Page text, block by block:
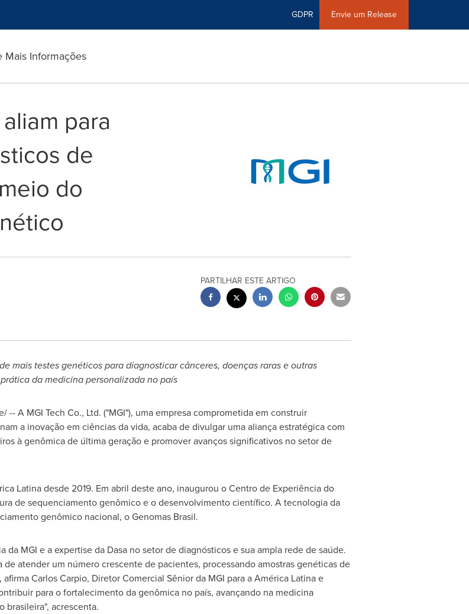
GDPR Envie um Release
Mais Informações
para
de
do
PARTILHAR ESTE ARTIGO
mais testes genéticos para diagnosticar cânceres, doenças raras e outras
da medicina personalizada no país
-- A MGI Tech Co., Ltd. ("MGI"), uma empresa comprometida em construir
a inovação em ciências da vida, acaba de divulgar uma aliança estratégica com
à genômica de última geração e promover avanços significativos no setor de
Latina desde 2019. Em abril deste ano, inaugurou o Centro de Experiência do
de sequenciamento genômico e o desenvolvimento científico. A tecnologia da
genômico nacional, o Genomas Brasil.
da MGI e a expertise da Dasa no setor de diagnósticos e sua ampla rede de saúde.
deatender um número crescente de pacientes, processando amostras genéticas de
afirmaCarlos Carpio, Diretor Comercial Sênior da MGI para a América Latina e
para o fortalecimento da genômica no país, avançando na medicina
brasileira", acrescenta.